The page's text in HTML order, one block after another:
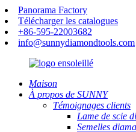
Panorama Factory
Télécharger les catalogues
+86-595-22003682
info@sunnydiamondtools.com
Maison
À propos de SUNNY
Témoignages clients
Lame de scie
Semelles